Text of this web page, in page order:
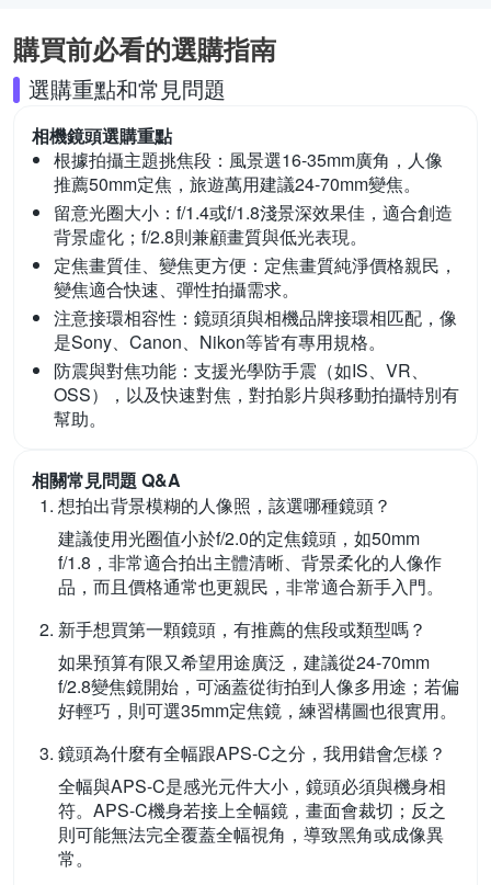
購買前必看的選購指南
選購重點和常見問題
相機鏡頭選購重點
根據拍攝主題挑焦段： 風景選16-35mm廣角，人像
推薦50mm定焦，旅遊萬用建議24-70mm變焦。
留意光圈大小： f/1.4或f/1.8淺景深效果佳，適合創造
背景虛化；f/2.8則兼顧畫質與低光表現。
定焦畫質佳、變焦更方便： 定焦畫質純淨價格親民，
變焦適合快速、彈性拍攝需求。
注意接環相容性： 鏡頭須與相機品牌接環相匹配，像
是Sony、Canon、Nikon等皆有專用規格。
防震與對焦功能： 支援光學防手震（如IS、VR、
OSS），以及快速對焦，對拍影片與移動拍攝特別有
幫助。
相關常見問題 Q&A
想拍出背景模糊的人像照，該選哪種鏡頭？
建議使用光圈值小於f/2.0的定焦鏡頭，如50mm
f/1.8，非常適合拍出主體清晰、背景柔化的人像作
品，而且價格通常也更親民，非常適合新手入門。
新手想買第一顆鏡頭，有推薦的焦段或類型嗎？
如果預算有限又希望用途廣泛，建議從24-70mm
f/2.8變焦鏡開始，可涵蓋從街拍到人像多用途；若偏
好輕巧，則可選35mm定焦鏡，練習構圖也很實用。
鏡頭為什麼有全幅跟APS-C之分，我用錯會怎樣？
全幅與APS-C是感光元件大小，鏡頭必須與機身相
符。APS-C機身若接上全幅鏡，畫面會裁切；反之
則可能無法完全覆蓋全幅視角，導致黑角或成像異
常。